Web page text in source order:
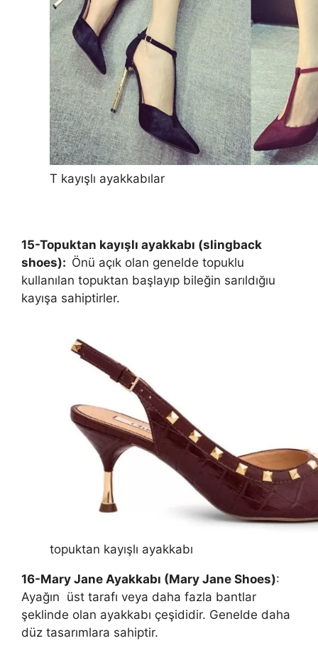
T kayışlı ayakkabılar
15-Topuktan kayışlı ayakkabı (slingback
shoes): Önü açık olan genelde topuklu
kullanılan topuktan başlayıp bileğin sarıldığıu
kayışa sahiptirler.
topuktan kayışlı ayakkabı
16-Mary Jane Ayakkabı (Mary Jane Shoes):
Ayağın üst tarafı veya daha fazla bantlar
şeklinde olan ayakkabı çeşididir. Genelde daha
düz tasarımlara sahiptir.